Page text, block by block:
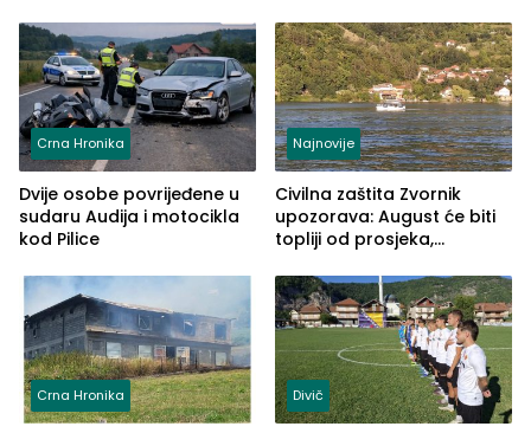
Crna Hronika
Dvije osobe povrijeđene u
sudaru Audija i motocikla
kod Pilice
Najnovije
Civilna zaštita Zvornik
upozorava: August će biti
topliji od prosjeka,
nestašice vode
Crna Hronika Divič